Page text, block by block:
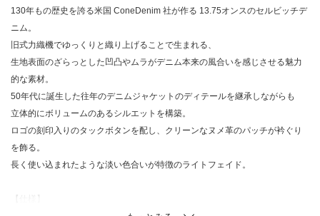
130年もの歴史を誇る米国 ConeDenim 社が作る 13.75オンスのセルビッチデ
ニム。
旧式力織機でゆっくりと織り上げることで生まれる、
生地表面のざらっとした凹凸やムラがデニム本来の風合いを感じさせる魅力
的な素材。
50年代に誕生した往年のデニムジャケットのディテールを継承しながらも
立体的にボリュームのあるシルエットを構築。
ロゴの刻印入りのタックボタンを配し、クリーンなヌメ革のパッチが衿ぐり
を飾る。
長く使い込まれたような淡い色合いが特徴のライトフェイド。
【仕様】